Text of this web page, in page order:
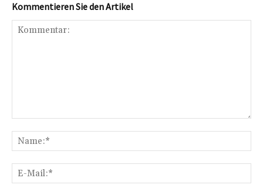
Kommentieren Sie den Artikel